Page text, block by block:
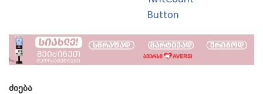
Button
ᲫᲘᲔᲑᲐ